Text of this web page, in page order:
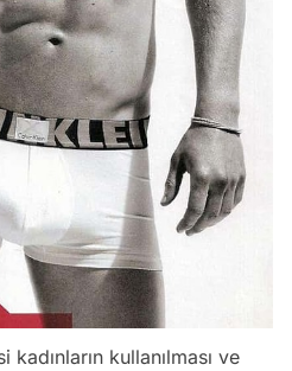
kadınların kullanılması ve